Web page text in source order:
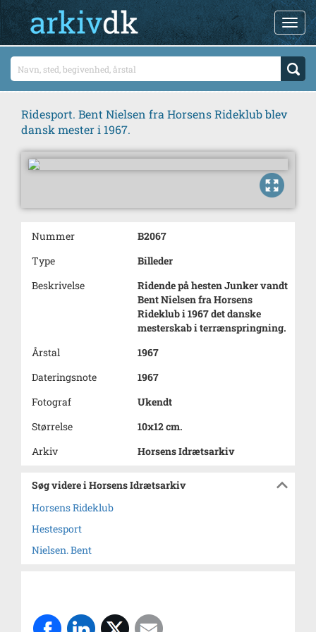
Ridesport. Bent Nielsen fra Horsens Rideklub blev
dansk mester i 1967.
Nummer
B2067
Type
Billeder
Beskrivelse
Ridende på hesten Junker vandt
Bent Nielsen fra Horsens
Rideklub i 1967 det danske
mesterskab i terrænspringning.
Årstal
1967
Dateringsnote
1967
Fotograf
Ukendt
Størrelse
10x12 cm.
Arkiv
Horsens Idrætsarkiv
Søg videre i Horsens Idrætsarkiv
Horsens Rideklub
Hestesport
Nielsen. Bent